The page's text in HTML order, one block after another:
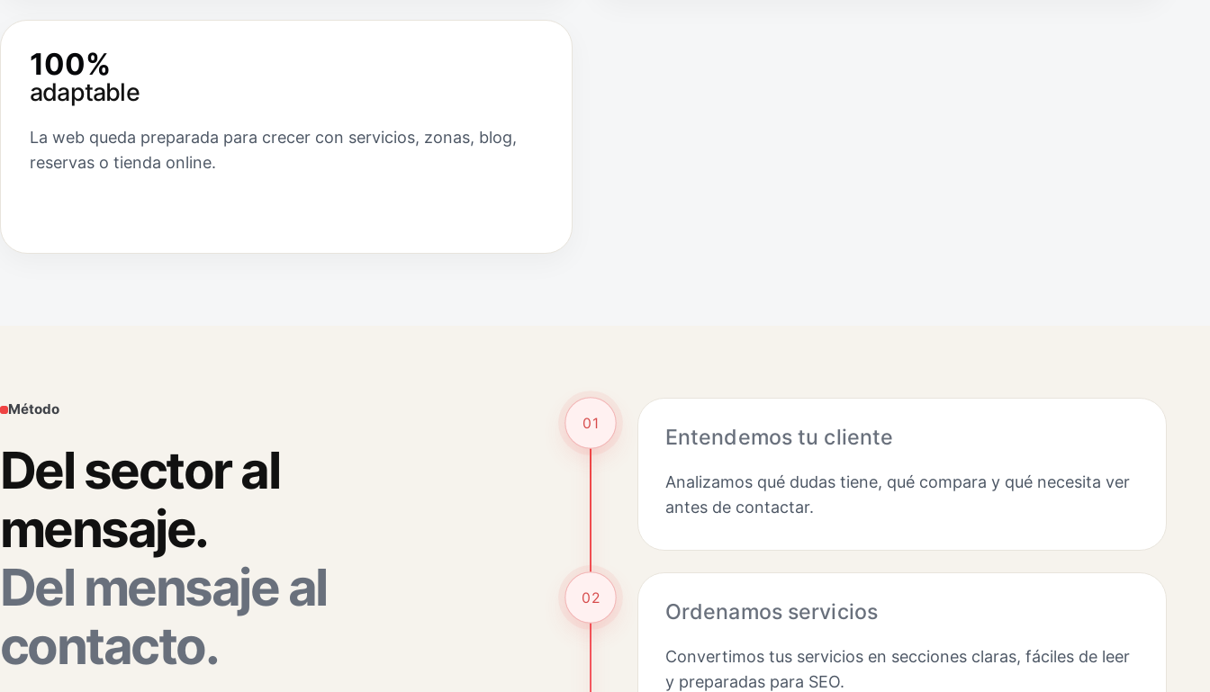
100%
adaptable
La web queda preparada para crecer con servicios, zonas, blog,
reservas o tienda online.
Método
Del sector al
mensaje.
Del mensaje al
contacto.
01
Entendemos tu cliente
Analizamos qué dudas tiene, qué compara y qué necesita ver
antes de contactar.
02
Ordenamos servicios
Convertimos tus servicios en secciones claras, fáciles de leer
y preparadas para SEO.